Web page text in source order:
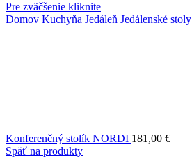
Pre zväčšenie kliknite
Domov Kuchyňa Jedáleň Jedálenské stoly
Konferenčný stolík NORDI 181,00 €
Späť na produkty